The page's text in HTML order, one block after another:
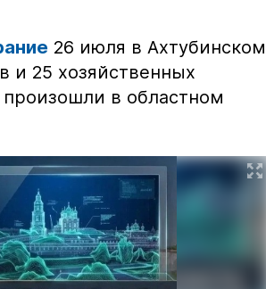
26 июля в Ахтубинском
и 25 хозяйственных
произошли в областном